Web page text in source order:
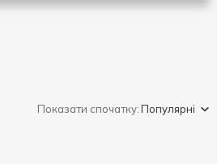
Показати спочатку:Популярні